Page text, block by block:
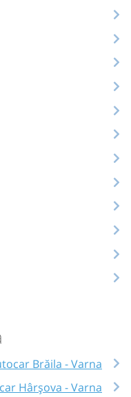
Brăila - Varna
Hârșova - Varna